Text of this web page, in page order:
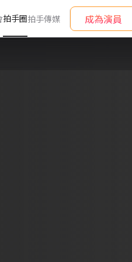
拍手圈拍手傳媒 成為演員